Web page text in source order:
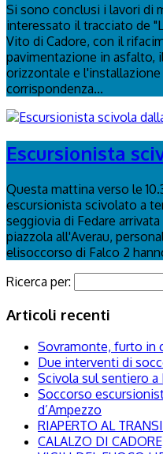
Si sono conclusi i lavori di
interessato il tracciato de
Vito di Cadore, con il
pavimentazione in asfalto,
orizzontale e
corrispondenza...
Escursionista
Questa mattina verso le
escursionista scivolato a
seggiovia di Fedare
piazzola all'Averau,
elisoccorso di Falco 2
Ricerca per:
Articoli recenti
Sovramonte, furto in
Due interventi di
Scivola sul sentiero a
Soccorso
d’Ampezzo
RIAPERTO AL
CALALZO DI